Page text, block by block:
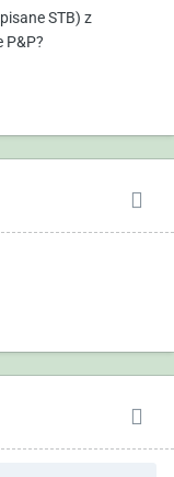
STB) z
P&P?